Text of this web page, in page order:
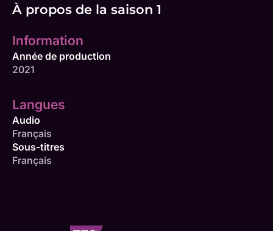
À propos de la saison 1
Information
Année de production
2021
Langues
Audio
Français
Sous-titres
Français